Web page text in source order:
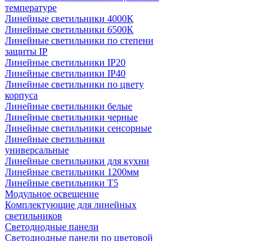
температуре
Линейные светильники 4000К
Линейные светильники 6500К
Линейные светильники по степени
защиты IP
Линейные светильники IP20
Линейные светильники IP40
Линейные светильники по цвету
корпуса
Линейные светильники белые
Линейные светильники черные
Линейные светильники сенсорные
Линейные светильники
универсальные
Линейные светильники для кухни
Линейные светильники 1200мм
Линейные светильники Т5
Модульное освещение
Комплектующие для линейных
светильников
Светодиодные панели
Светодиодные панели по цветовой